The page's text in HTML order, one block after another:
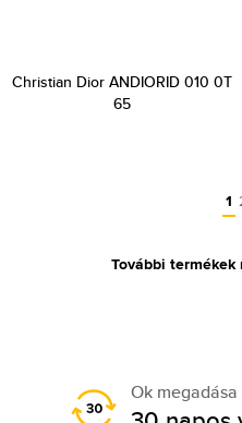
Christian Dior ANDIORID 010 0T
65
1
További
Ok